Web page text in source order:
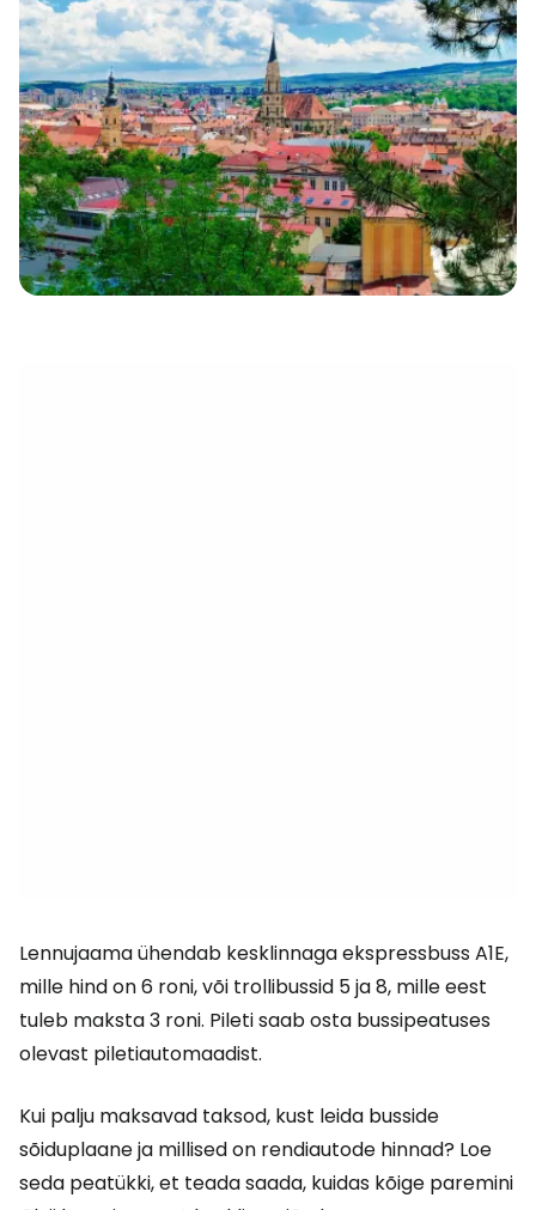
Lennujaama ühendab kesklinnaga ekspressbuss A1E,
mille hind on 6 roni, või trollibussid 5 ja 8, mille eest
tuleb maksta 3 roni. Pileti saab osta bussipeatuses
olevast piletiautomaadist.
Kui palju maksavad taksod, kust leida busside
sõiduplaane ja millised on rendiautode hinnad? Loe
seda peatükki, et teada saada, kuidas kõige paremini